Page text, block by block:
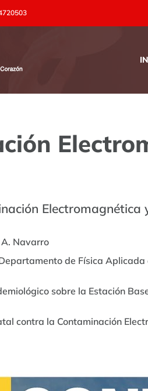
A. Navarro
de Física
sobre la Estación
contra la Contaminación